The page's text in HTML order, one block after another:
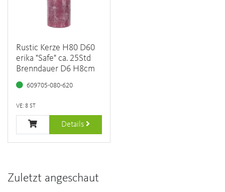
Rustic Kerze H80 D60
erika "Safe" ca. 25Std
Brenndauer D6 H8cm
609705-080-620
VE: 8 ST
Details
Zuletzt angeschaut